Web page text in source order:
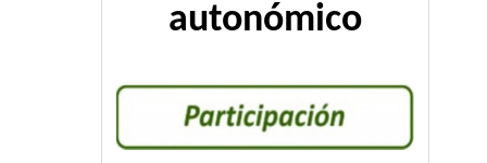
autonómico